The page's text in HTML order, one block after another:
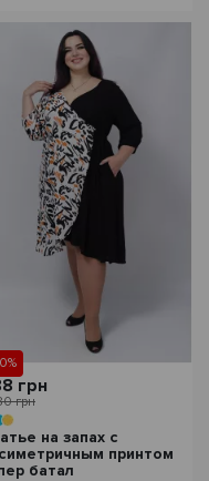
грн
грн
на запах с
принтом
батал